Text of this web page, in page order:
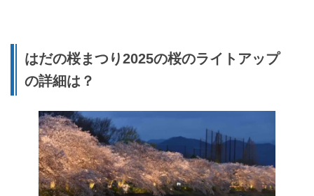
はだの桜まつり2025の桜のライトアップ
の詳細は？